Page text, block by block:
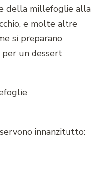
della millefoglie alla
e molte altre
si preparano
un dessert
innanzitutto: